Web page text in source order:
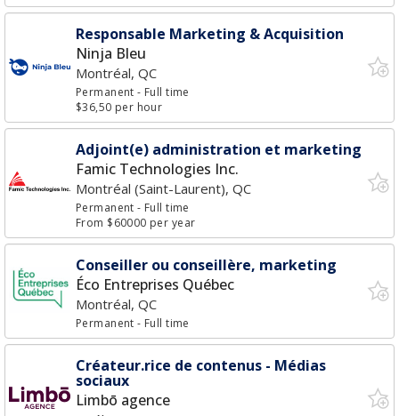
Responsable Marketing & Acquisition
Ninja Bleu
Montréal, QC
Permanent- Full time
$36,50 per hour
Adjoint(e) administration et marketing
Famic Technologies Inc.
Montréal (Saint-Laurent), QC
Permanent- Full time
From $60000 per year
Conseiller ou conseillère, marketing
Éco Entreprises Québec
Montréal, QC
Permanent- Full time
Créateur.rice de contenus - Médias
sociaux
Limbō agence